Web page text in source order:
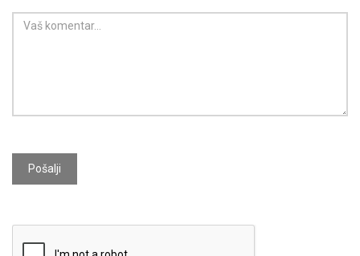
Pošalji